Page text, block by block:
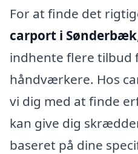
For at finde det
carport i Sønderbæk
indhente flere tilbud
håndværkere. Hos
vi dig med at finde
kan give dig
baseret på dine